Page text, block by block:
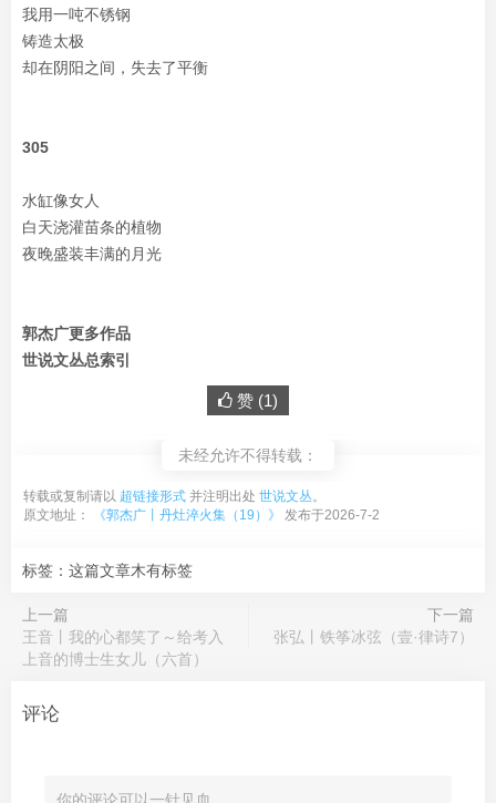
我用一吨不锈钢
铸造太极
却在阴阳之间，失去了平衡
305
水缸像女人
白天浇灌苗条的植物
夜晚盛装丰满的月光
郭杰广更多作品
世说文丛总索引
赞 (1)
未经允许不得转载：
转载或复制请以 超链接形式 并注明出处 世说文丛。
原文地址：
《郭杰广丨丹灶淬火集（19）》 发布于2026-7-2
标签：这篇文章木有标签
上一篇
王音丨我的心都笑了～给考入
上音的博士生女儿（六首）
下一篇
张弘丨铁筝冰弦（壹·律诗7）
评论